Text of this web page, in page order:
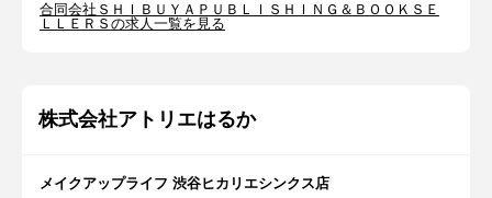
合同会社ＳＨＩＢＵＹＡＰＵＢＬＩＳＨＩＮＧ＆ＢＯＯＫＳＥ
ＬＬＥＲＳの求人一覧を見る
株式会社アトリエはるか
メイクアップライフ 渋谷ヒカリエシンクス店